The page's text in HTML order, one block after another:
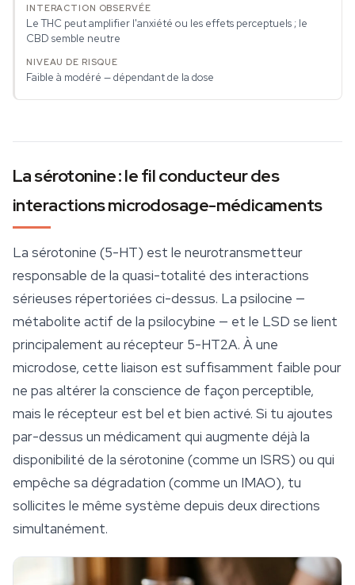
Le THC peut amplifier l'anxiété ou les effets perceptuels ; le
CBD semble neutre
Faible à modéré — dépendant de la dose
La sérotonine : le fil conducteur des
interactions microdosage-médicaments
La sérotonine (5-HT) est le neurotransmetteur
responsable de la quasi-totalité des interactions
sérieuses répertoriées ci-dessus. La psilocine —
métabolite actif de la psilocybine — et le LSD se lient
principalement au récepteur 5-HT2A. À une
microdose, cette liaison est suffisamment faible pour
ne pas altérer la conscience de façon perceptible,
mais le récepteur est bel et bien activé. Si tu ajoutes
par-dessus un médicament qui augmente déjà la
disponibilité de la sérotonine (comme un ISRS) ou qui
empêche sa dégradation (comme un IMAO), tu
sollicites le même système depuis deux directions
simultanément.